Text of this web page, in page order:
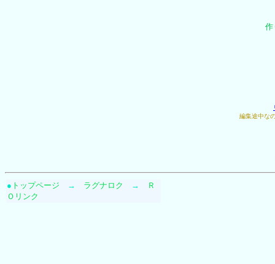
作
編集途中な
● トップページ → ラグナロク →
Ｒ
Ｏリンク